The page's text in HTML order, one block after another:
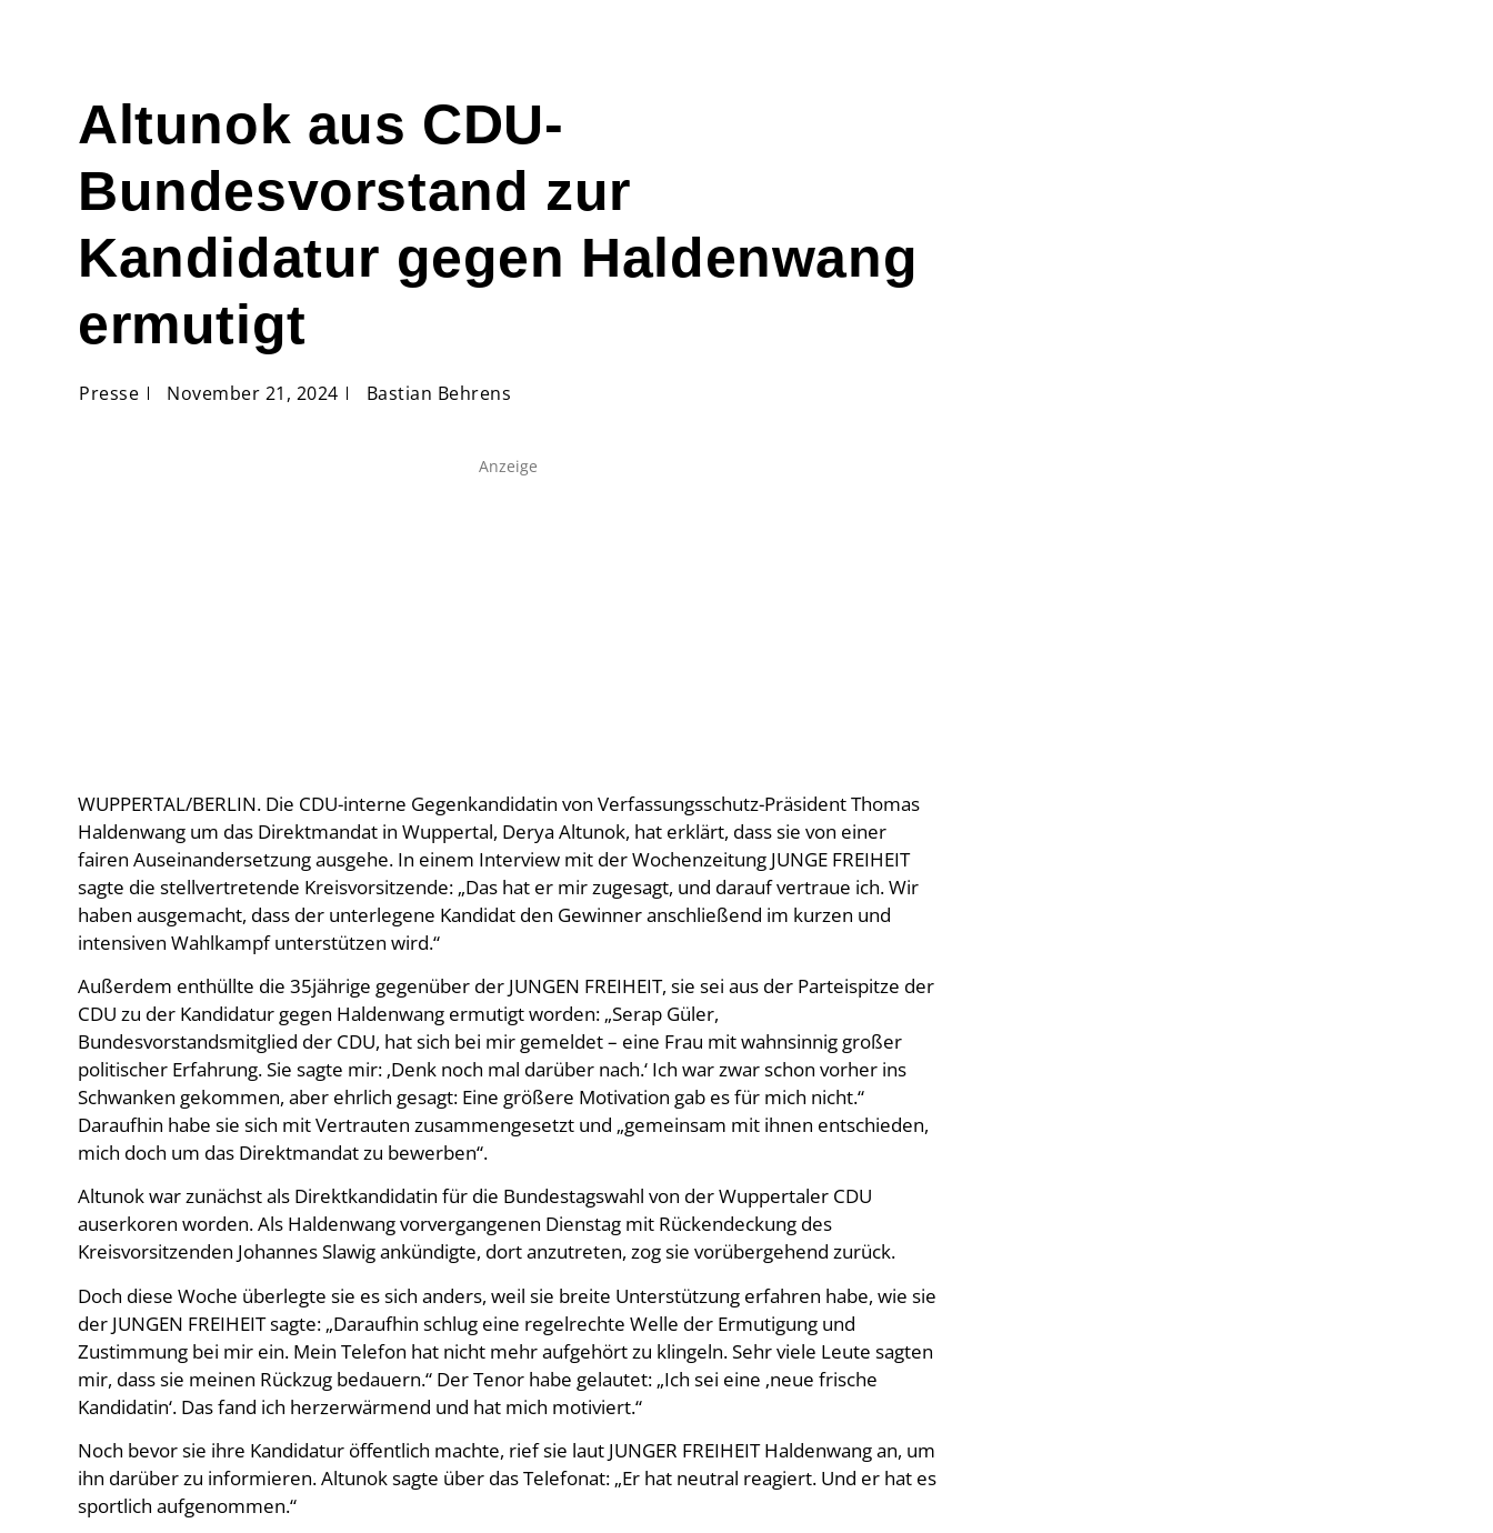
Altunok aus CDU-
Bundesvorstand zur
Kandidatur gegen Haldenwang
ermutigt
Presse November 21, 2024 Bastian Behrens
Anzeige
WUPPERTAL/BERLIN. Die CDU-interne Gegenkandidatin von Verfassungsschutz-Präsident Thomas
Haldenwang um das Direktmandat in Wuppertal, Derya Altunok, hat erklärt, dass sie von einer
fairen Auseinandersetzung ausgehe. In einem Interview mit der Wochenzeitung JUNGE FREIHEIT
sagte die stellvertretende Kreisvorsitzende: „Das hat er mir zugesagt, und darauf vertraue ich. Wir
haben ausgemacht, dass der unterlegene Kandidat den Gewinner anschließend im kurzen und
intensiven Wahlkampf unterstützen wird.“
Außerdem enthüllte die 35jährige gegenüber der JUNGEN FREIHEIT, sie sei aus der Parteispitze der
CDU zu der Kandidatur gegen Haldenwang ermutigt worden: „Serap Güler,
Bundesvorstandsmitglied der CDU, hat sich bei mir gemeldet – eine Frau mit wahnsinnig großer
politischer Erfahrung. Sie sagte mir: ‚Denk noch mal darüber nach.‘ Ich war zwar schon vorher ins
Schwanken gekommen, aber ehrlich gesagt: Eine größere Motivation gab es für mich nicht.“
Daraufhin habe sie sich mit Vertrauten zusammengesetzt und „gemeinsam mit ihnen entschieden,
mich doch um das Direktmandat zu bewerben“.
Altunok war zunächst als Direktkandidatin für die Bundestagswahl von der Wuppertaler CDU
auserkoren worden. Als Haldenwang vorvergangenen Dienstag mit Rückendeckung des
Kreisvorsitzenden Johannes Slawig ankündigte, dort anzutreten, zog sie vorübergehend zurück.
Doch diese Woche überlegte sie es sich anders, weil sie breite Unterstützung erfahren habe, wie sie
der JUNGEN FREIHEIT sagte: „Daraufhin schlug eine regelrechte Welle der Ermutigung und
Zustimmung bei mir ein. Mein Telefon hat nicht mehr aufgehört zu klingeln. Sehr viele Leute sagten
mir, dass sie meinen Rückzug bedauern.“ Der Tenor habe gelautet: „Ich sei eine ‚neue frische
Kandidatin‘. Das fand ich herzerwärmend und hat mich motiviert.“
Noch bevor sie ihre Kandidatur öffentlich machte, rief sie laut JUNGER FREIHEIT Haldenwang an, um
ihn darüber zu informieren. Altunok sagte über das Telefonat: „Er hat neutral reagiert. Und er hat es
sportlich aufgenommen.“